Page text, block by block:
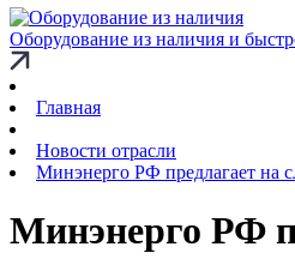
Оборудование из наличия и
Главная
Новости отрасли
Минэнерго РФ предлагает на
Минэнерго РФ